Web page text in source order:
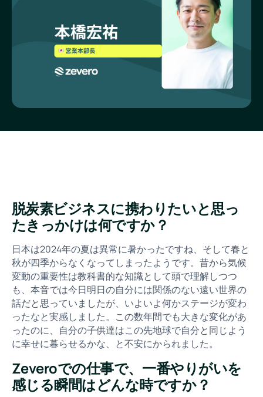
脱炭素ビジネスに携わりたいと思っ
たきっかけは何ですか？
日本は2024年の夏は異常に暑かったですね、そして春と
秋が四季からなくなってしまったようです。昔から気候
変動の重要性は教科書的な知識として頭で理解しつつ
も、本音では今日明日の自分には関係のない遠い世界の
話だと思っていましたが、いよいよ何かステージが変わ
ったなと実感しました。この数年間でも大きな変化があ
ったのに、自分の子供達はこの先地球で自分と同じよう
に幸せに暮らせるかな、と不安にかられました。
Zeveroでの仕事で、一番やりがいを
感じる瞬間はどんな時ですか？